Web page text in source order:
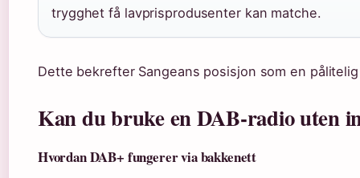
trygghet få lavprisprodusenter kan matche.
Dette bekrefter Sangeans posisjon som en
Kan du bruke en DAB-radio uten
Hvordan DAB+ fungerer via bakkenett